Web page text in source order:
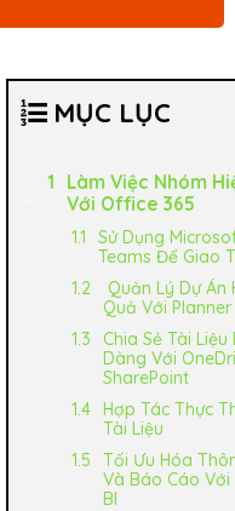
MỤC LỤC
Làm Việc Nhóm
Với Office 365
Sử Dụng
Teams Để Giao
Quản Lý Dự Án
Quả Với Planner
Chia Sẻ Tài Liệu
Dàng Với
SharePoint
Hợp Tác Thực
Tài Liệu
Tối Ưu Hóa
Và Báo Cáo Với
BI